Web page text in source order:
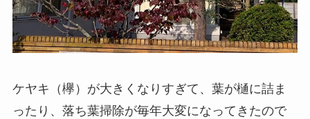
ケヤキ（欅）が大きくなりすぎて、葉が樋に詰ま
ったり、落ち葉掃除が毎年大変になってきたので